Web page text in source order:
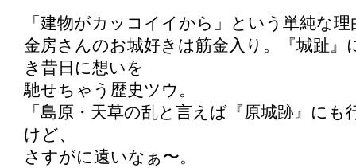
「建物がカッコイイから」という単純な
金房さんのお城好きは筋金入り。『城趾』
き昔日に想いを
馳せちゃう歴史ツウ。
「島原・天草の乱と言えば『原城跡』に
けど、
さすがに遠いなぁ〜。